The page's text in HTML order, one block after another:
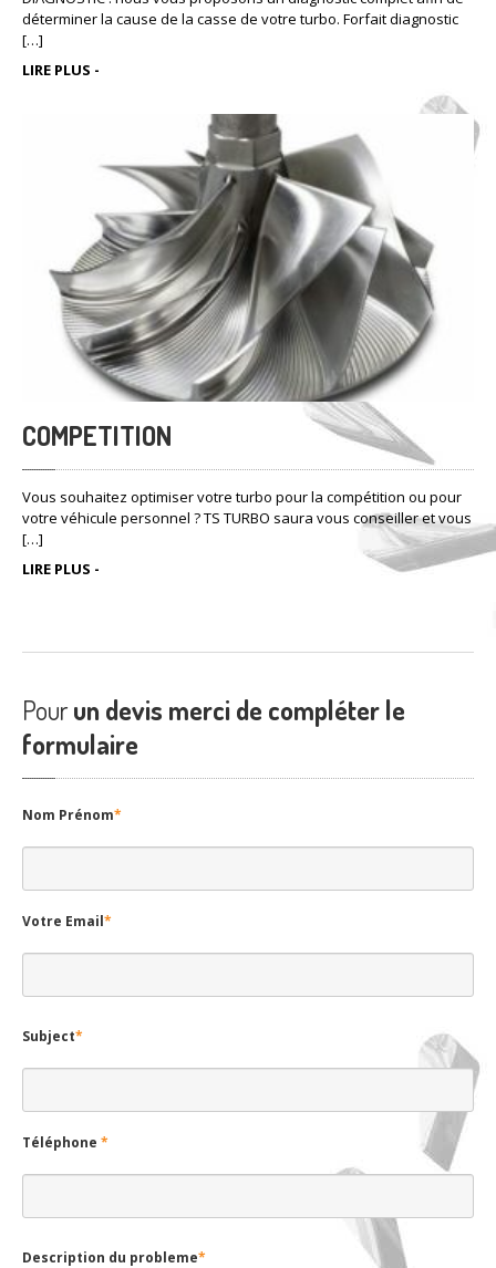
déterminer la cause de la casse de votre turbo. Forfait diagnostic
[…]
LIRE PLUS -
COMPETITION
Vous souhaitez optimiser votre turbo pour la compétition ou pour
votre véhicule personnel ? TS TURBO saura vous conseiller et vous
[…]
LIRE PLUS -
Pourun devis merci de compléter le
formulaire
Nom Prénom*
Votre Email*
Subject*
Téléphone *
Description du probleme*